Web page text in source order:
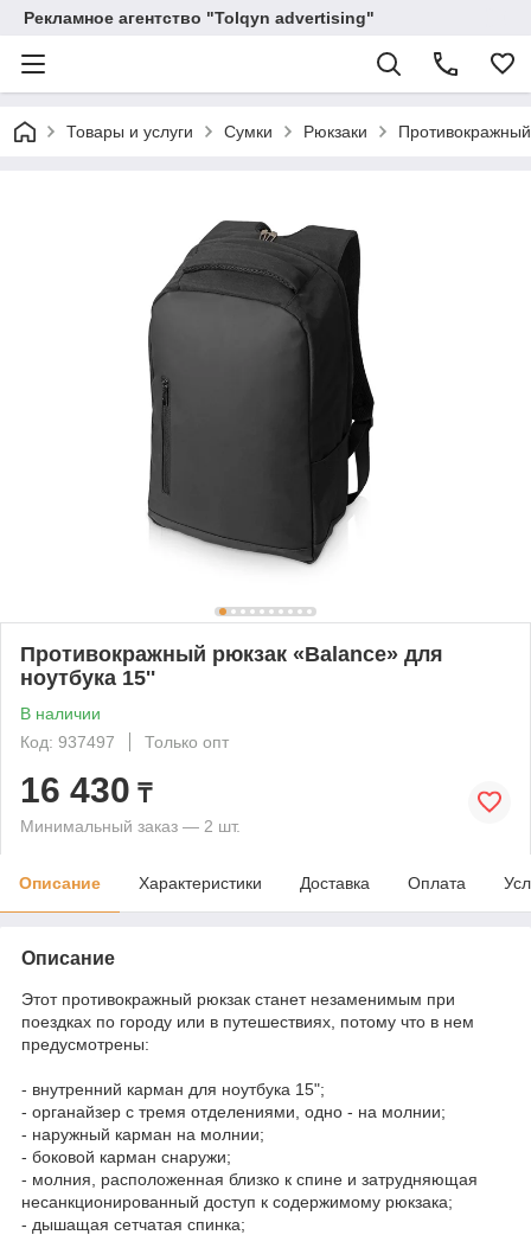
Рекламное агентство "Tolqyn advertising"
Товары и услуги Сумки Рюкзаки
Противокражный рюкзак «Balance» для
ноутбука 15''
В наличии
Код: 937497
Только опт
16 430 ₸
Минимальный заказ — 2 шт.
Описание Характеристики Доставка Оплата
Описание
Этот противокражный рюкзак станет незаменимым при
поездках по городу или в путешествиях, потому что в нем
предусмотрены:
- внутренний карман для ноутбука 15";
- органайзер с тремя отделениями, одно - на молнии;
- наружный карман на молнии;
- боковой карман снаружи;
- молния, расположенная близко к спине и затрудняющая
несанкционированный доступ к содержимому рюкзака;
- дышащая сетчатая спинка;